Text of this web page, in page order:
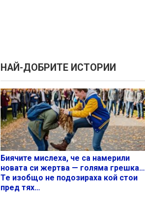
НАЙ-ДОБРИТЕ ИСТОРИИ
Биячите мислеха, че са намерили
новата си жертва — голяма грешка…
Те изобщо не подозираха кой стои
пред тях…